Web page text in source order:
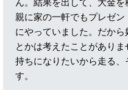
親に家の一軒でもプレゼン
にやっていました。だから
とかは考えたことがありま
持ちになりたいから走る、
す。